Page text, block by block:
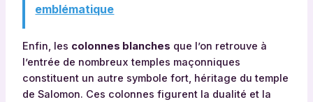
emblématique
Enfin, les colonnes blanches que l’on retrouve à
l’entrée de nombreux temples maçonniques
constituent un autre symbole fort, héritage du temple
de Salomon. Ces colonnes figurent la dualité et la